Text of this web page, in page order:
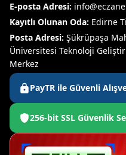
E-posta Adresi:
Kayıtlı Olunan Oda: Edirne
Posta Adresi: Şükrüpaşa
Üniversitesi Teknoloji
Merkez
PayTR ile Güvenli
256-bit SSL Güvenlik